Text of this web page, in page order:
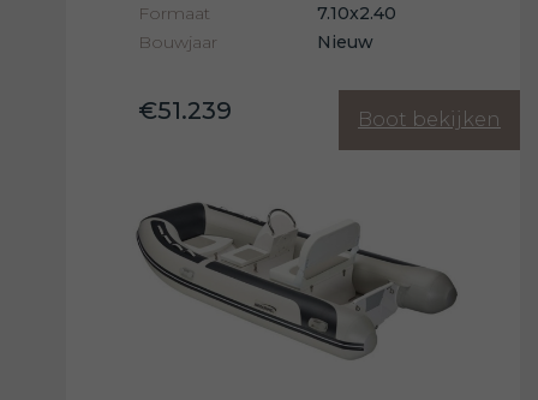
Formaat
7.10x2.40
Bouwjaar
Nieuw
€51.239 Boot bekijken